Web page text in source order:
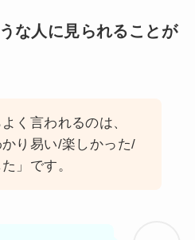
な人に見られることが
く言われるのは、
かり易い/楽しかった/
」です。